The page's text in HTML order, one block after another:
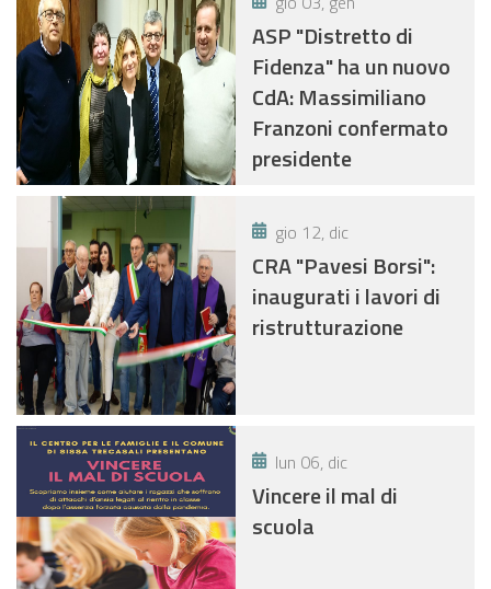
ASP "Distretto di
Fidenza" ha un nuovo
CdA: Massimiliano
Franzoni confermato
presidente
gio 12, dic
CRA "Pavesi Borsi":
inaugurati i lavori di
ristrutturazione
lun 06, dic
Vincere il mal di
scuola